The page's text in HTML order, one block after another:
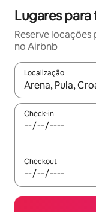
Lugares
Reserve
no Airbnb
Localização
Quando os
Check-in
Checkout